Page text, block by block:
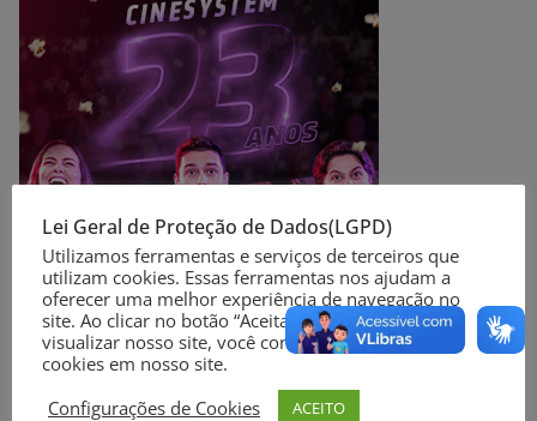
Lei Geral de Proteção de Dados(LGPD)
Utilizamos ferramentas e serviços de terceiros que
utilizam cookies. Essas ferramentas nos ajudam a
oferecer uma melhor experiência de navegação no
site. Ao clicar no botão “Aceitar” ou continuar a
visualizar nosso site, você concorda com o uso de
cookies em nosso site.
Configurações de Cookies
ACEITO